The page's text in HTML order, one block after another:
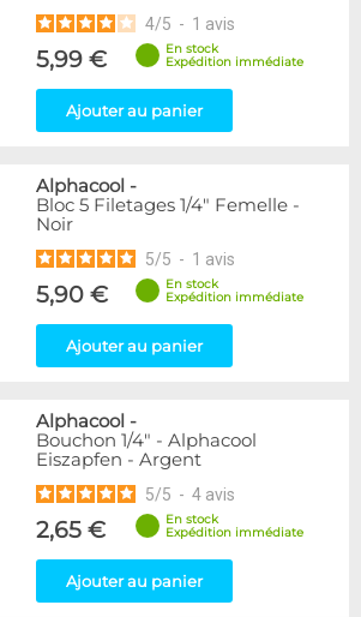
2
1
5
4
36
236
39
280
5
4/5 - 1 avis
5,99 €
En stock
Expédition immédiate
Ajouter au panier
Alphacool -
Bloc 5 Filetages 1/4" Femelle -
Noir
5/5 - 1 avis
5,90 €
En stock
Expédition immédiate
Ajouter au panier
Alphacool -
Bouchon 1/4" - Alphacool
Eiszapfen - Argent
5/5 - 4 avis
2,65 €
En stock
Expédition immédiate
Ajouter au panier